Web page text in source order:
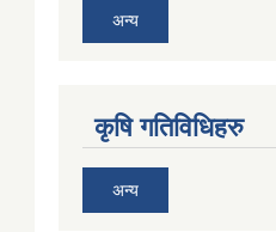
अन्य
कृषि गतिविधिहरु
अन्य